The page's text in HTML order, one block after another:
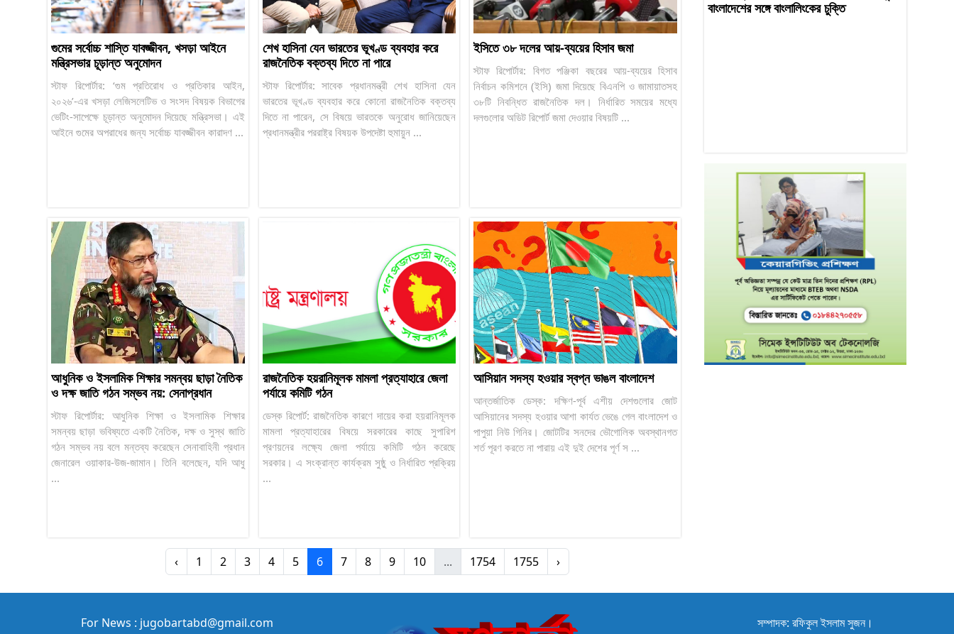
গুমের সর্বোচ্চ শাস্তি যাবজ্জীবন, খসড়া আইনে
মন্ত্রিসভার চূড়ান্ত অনুমোদন
স্টাফ রিপোর্টার: ‘গুম প্রতিরোধ ও প্রতিকার আইন,
২০২৬’-এর খসড়া লেজিসলেটিভ ও সংসদ বিষয়ক বিভাগের
ভেটিং-সাপেক্ষে চূড়ান্ত অনুমোদন দিয়েছে মন্ত্রিসভা। এই
আইনে গুমের অপরাধের জন্য সর্বোচ্চ যাবজ্জীবন কারাদণ ...
শেখ হাসিনা যেন ভারতের ভূখণ্ড ব্যবহার করে
রাজনৈতিক বক্তব্য দিতে না পারে
স্টাফ রিপোর্টার: সাবেক প্রধানমন্ত্রী শেখ হাসিনা যেন
ভারতের ভূখণ্ড ব্যবহার করে কোনো রাজনৈতিক বক্তব্য
দিতে না পারেন, সে বিষয়ে ভারতকে অনুরোধ জানিয়েছেন
প্রধানমন্ত্রীর পররাষ্ট্র বিষয়ক উপদেষ্টা হুমায়ুন ...
ইসিতে ৩৮ দলের আয়-ব্যয়ের হিসাব জমা
স্টাফ রিপোর্টার: বিগত পঞ্জিকা বছরের আয়-ব্যয়ের হিসাব
নির্বাচন কমিশনে (ইসি) জমা দিয়েছে বিএনপি ও জামায়াতসহ
৩৮টি নিবন্ধিত রাজনৈতিক দল। নির্ধারিত সময়ের মধ্যে
দলগুলোর অডিট রিপোর্ট জমা দেওয়ার বিষয়টি ...
আধুনিক ও ইসলামিক শিক্ষার সমন্বয় ছাড়া নৈতিক
ও দক্ষ জাতি গঠন সম্ভব নয়: সেনাপ্রধান
স্টাফ রিপোর্টার: আধুনিক শিক্ষা ও ইসলামিক শিক্ষার
সমন্বয় ছাড়া ভবিষ্যতে একটি নৈতিক, দক্ষ ও সুস্থ জাতি
গঠন সম্ভব নয় বলে মন্তব্য করেছেন সেনাবাহিনী প্রধান
জেনারেল ওয়াকার-উজ-জামান। তিনি বলেছেন, যদি আধু
...
রাজনৈতিক হয়রানিমূলক মামলা প্রত্যাহারে জেলা
পর্যায়ে কমিটি গঠন
ডেস্ক রিপোর্ট: রাজনৈতিক কারণে দায়ের করা হয়রানিমূলক
মামলা প্রত্যাহারের বিষয়ে সরকারের কাছে সুপারিশ
প্রণয়নের লক্ষ্যে জেলা পর্যায়ে কমিটি গঠন করেছে
সরকার। এ সংক্রান্ত কার্যক্রম সুষ্ঠু ও নির্ধারিত প্রক্রিয়
...
আসিয়ান সদস্য হওয়ার স্বপ্ন ভাঙল বাংলাদেশ
আন্তর্জাতিক ডেস্ক: দক্ষিণ-পূর্ব এশীয় দেশগুলোর জোট
আসিয়ানের সদস্য হওয়ার আশা কার্যত ভেঙে গেল বাংলাদেশ ও
পাপুয়া নিউ গিনির। জোটটির সনদের ভৌগোলিক অবস্থানগত
শর্ত পূরণ করতে না পারায় এই দুই দেশের পূর্ণ স ...
‹ 1 2 3 4 5 6 7 8 9 10 ... 1754 1755 ›
বাংলাদেশের সঙ্গে বাংলালিংকের চুক্তি
For News : jugobartabd@gmail.com সম্পাদক: রফিকুল ইসলাম সুজন।